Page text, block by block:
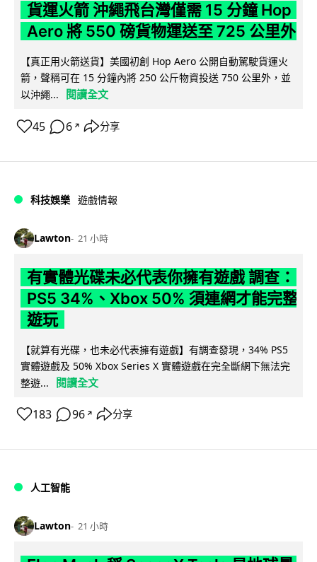
貨運火箭 沖繩飛台灣僅需 15 分鐘 Hop
Aero 將 550 磅貨物運送至 725 公里外
【真正用火箭送貨】美國初創 Hop Aero 公開自動駕駛貨運火
箭，聲稱可在 15 分鐘內將 250 公斤物資投送 750 公里外，並
以沖繩...
閱讀全文
45 6 ↗ 分享
科技娛樂 遊戲情報
Lawton 21 小時
有實體光碟未必代表你擁有遊戲 調查：
PS5 34%、Xbox 50% 須連網才能完整
遊玩
【就算有光碟，也未必代表擁有遊戲】有調查發現，34% PS5
實體遊戲及 50% Xbox Series X 實體遊戲在完全斷網下無法完
整遊...
閱讀全文
183 96 ↗ 分享
人工智能
Lawton 21 小時